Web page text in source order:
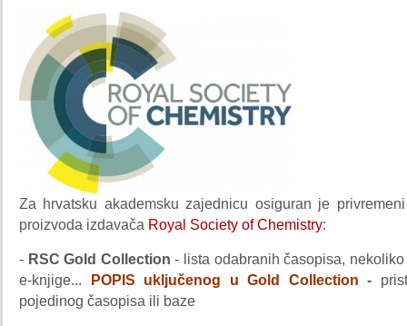
Za hrvatsku akademsku zajednicu osiguran je
proizvoda izdavača Royal Society of Chemistry:
- RSC Gold Collection - lista odabranih časopisa,
e-knjige... POPIS uključenog u Gold Collection -
pojedinog časopisa ili baze